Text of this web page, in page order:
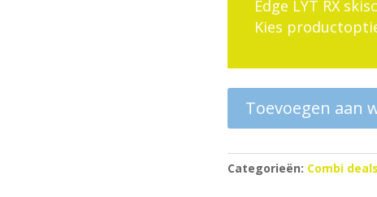
Edge LYT RX
Kies
Toevoegen aan
Categorieën: Combi deals